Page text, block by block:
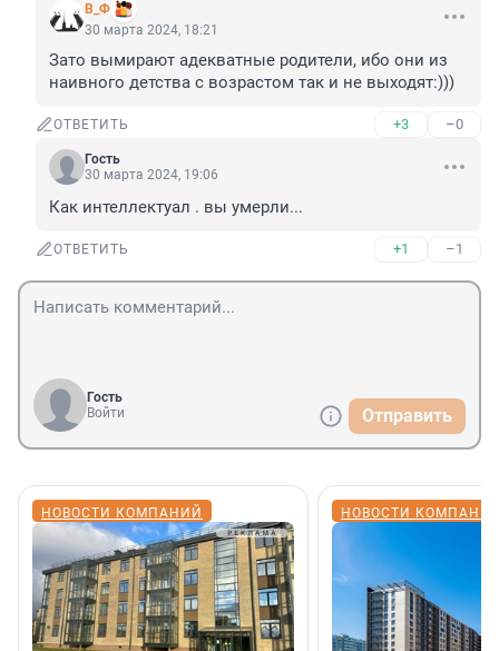
В_Ф
30 марта 2024, 18:21
Зато вымирают адекватные родители, ибо они из
наивного детства с возрастом так и не выходят:)))
ОТВЕТИТЬ +3 –0
Гость
30 марта 2024, 19:06
Как интеллектуал . вы умерли...
ОТВЕТИТЬ +1 –1
Гость
Войти
Отправить
НОВОСТИ КОМПАНИЙ НОВОСТИ